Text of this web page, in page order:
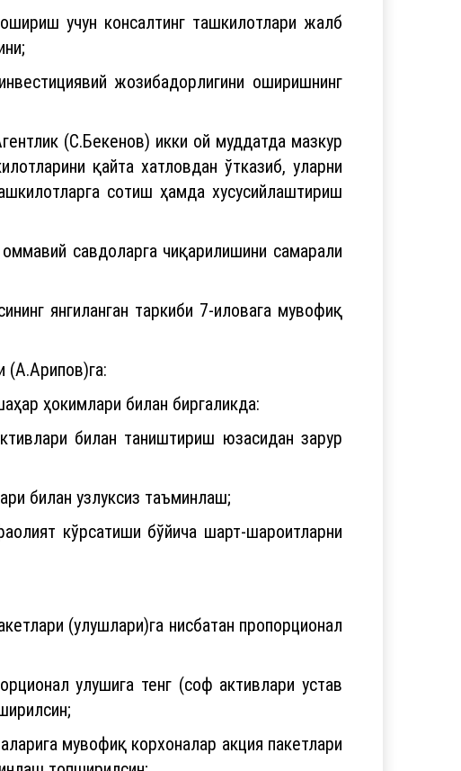
учун консалтинг ташкилотлари жалб
жозибадорлигини оширишнинг
(С.Бекенов) икки ой муддатда мазкур
қайта хатловдан ўтказиб, уларни
сотиш ҳамда хусусийлаштириш
савдоларга чиқарилишини самарали
янгиланган таркиби 7-иловага мувофиқ
(А.Арипов)га:
ҳокимлари билан биргаликда:
билан таништириш юзасидан зарур
билан узлуксиз таъминлаш;
кўрсатиши бўйича шарт-шароитларни
(улушлари)га нисбатан пропорционал
улушига тенг (соф активлари устав
мувофиқ корхоналар акция пакетлари